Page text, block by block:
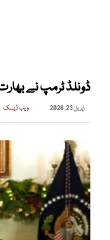
ڈونلڈ ٹرمپ نے
اپریل 23, 2026 ویب ڈیسک